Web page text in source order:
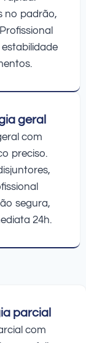
no padrão,
geral
com
preciso.
segura,
24h.
parcial
com